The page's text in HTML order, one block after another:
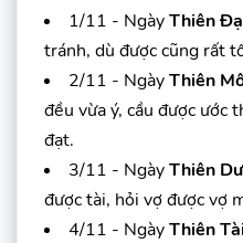
1/11 - NgàyThiên
tránh, dù được cũng rất
2/11 - NgàyThiên
đều vừa ý, cầu được ước
đạt.
3/11 - NgàyThiên
được tài, hỏi vợ được vợ
4/11 - NgàyThiên